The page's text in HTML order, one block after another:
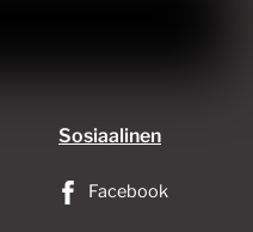
Sosiaalinen
Facebook